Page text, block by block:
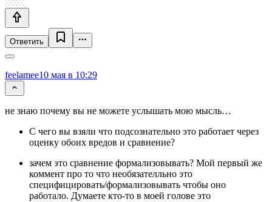
Ответить
feelamee10 мая в 10:29
не знаю почему вы не можете услышать мою мысль…
С чего вы взяли что подсознательно это работает через
оценку обоих вредов и сравнение?
зачем это сравнение формализовывать? Мой первый же
коммент про то что необязателльно это
специфицировать/формализовывать чтобы оно
работало. Думаете кто-то в моей голове это